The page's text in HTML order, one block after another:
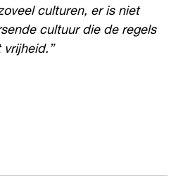
culturen, er is niet
cultuur die de regels